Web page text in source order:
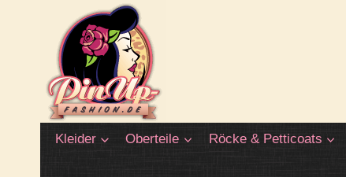
springen
Kleider Oberteile Röcke & Petticoats